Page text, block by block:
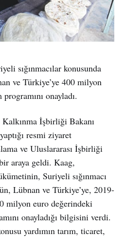
sığınmacılar konusunda
ve Türkiye’ye 400 milyon
onayladı.
İşbirliği Bakanı
resmi ziyaret
ve Uluslararası İşbirliği
araya geldi. Kaag,
Suriyeli sığınmacı
Lübnan ve Türkiye’ye, 2019-
milyon euro değerindeki
onayladığı bilgisini verdi.
yardımın tarım, ticaret,